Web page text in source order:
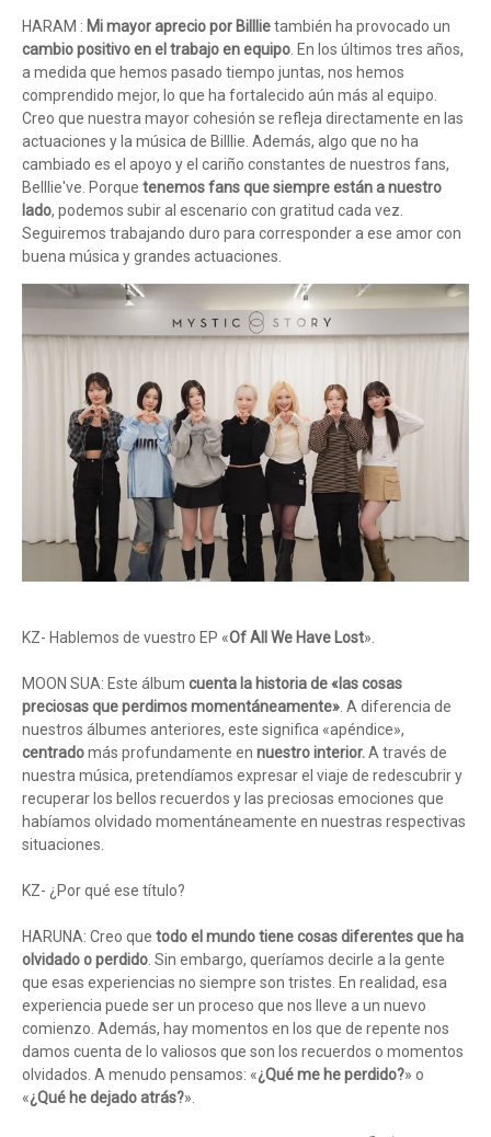
HARAM : Mi mayor aprecio por Billlietambién ha provocado un
cambio positivo en el trabajo en equipo . En los últimos tres años,
a medida que hemos pasado tiempo juntas, nos hemos
comprendido mejor, lo que ha fortalecido aún más al equipo.
Creo que nuestra mayor cohesión se refleja directamente en las
actuaciones y la música de Billlie. Además, algo que no ha
cambiado es el apoyo y el cariño constantes de nuestros fans,
Belllie've. Porque tenemos fans que siempre están a nuestro
lado, podemos subir al escenario con gratitud cada vez.
Seguiremos trabajando duro para corresponder a ese amor con
buena música y grandes actuaciones.
KZ- Hablemos de vuestro EP «Of All We Have Lost».
MOON SUA: Este álbum cuenta la historia de «las cosas
preciosas que perdimos momentáneamente» . A diferencia de
nuestros álbumes anteriores, este significa «apéndice»,
centradomás profundamente en nuestro interior.A través de
nuestra música, pretendíamos expresar el viaje de redescubrir y
recuperar los bellos recuerdos y las preciosas emociones que
habíamos olvidado momentáneamente en nuestras respectivas
situaciones.
KZ- ¿Por qué ese título?
HARUNA: Creo que todo el mundo tiene cosas diferentes que ha
olvidado o perdido . Sin embargo, queríamos decirle a la gente
que esas experiencias no siempre son tristes. En realidad, esa
experiencia puede ser un proceso que nos lleve a un nuevo
comienzo. Además, hay momentos en los que de repente nos
damos cuenta de lo valiosos que son los recuerdos o momentos
olvidados. A menudo pensamos: «¿Qué me he perdido?» o
«¿Qué he dejado atrás?».